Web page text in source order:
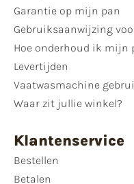
Garantie op mijn pan
Gebruiksaanwijzing
Hoe onderhoud ik mijn
Levertijden
Vaatwasmachine
Waar zit jullie winkel?
Klantenservice
Bestellen
Betalen